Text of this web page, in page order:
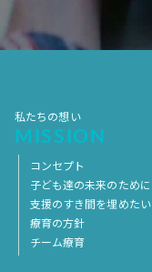
2017年4月
私たちの想い
MISSION
コンセプト
子ども達の未来のために
支援のすき間を埋めたい
療育の方針
チーム療育